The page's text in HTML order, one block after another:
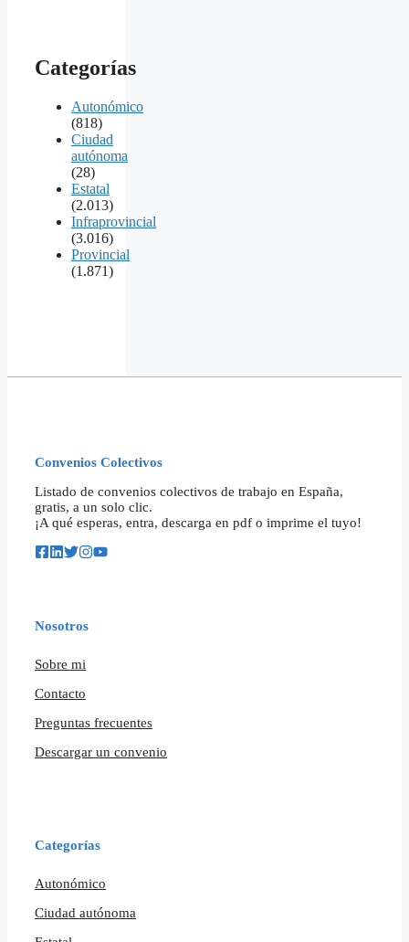
Categorías
Autonómico
(818)
Ciudad
autónoma
(28)
Estatal
(2.013)
Infraprovincial
(3.016)
Provincial
(1.871)
Convenios Colectivos
Listado de convenios colectivos de trabajo en España,
gratis, a un solo clic.
¡A qué esperas, entra, descarga en pdf o imprime el tuyo!
Nosotros
Sobre mi
Contacto
Preguntas frecuentes
Descargar un convenio
Categorías
Autonómico
Ciudad autónoma